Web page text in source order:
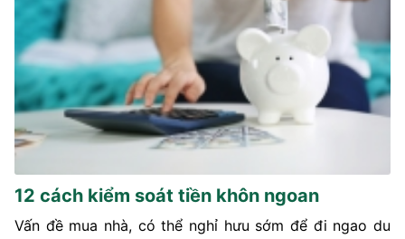
12 cách kiểm soát tiền khôn ngoan
Vấn đề mua nhà, có thể nghỉ hưu sớm để đi ngao du